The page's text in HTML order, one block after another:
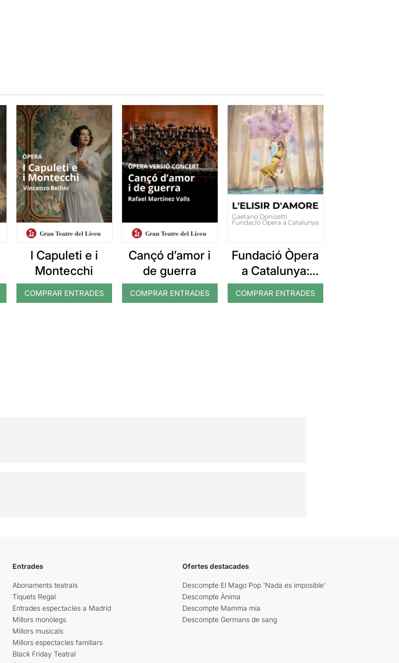
I Capuleti e i
Montecchi
COMPRAR ENTRADES
Cançó d’amor i
de guerra
COMPRAR ENTRADES
Fundació Òpera
a Catalunya:
L’elisir d’amore
COMPRAR ENTRADES
Entrades
Abonaments teatrals
Tiquets Regal
Entrades espectacles a Madrid
Millors monòlegs
Millors musicals
Millors espectacles familiars
Black Friday Teatral
Ofertes destacades
Descompte El Mago Pop 'Nada es imposible'
Descompte Ànima
Descompte Mamma mia
Descompte Germans de sang